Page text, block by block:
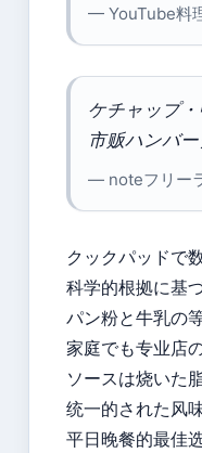
— YouTube料
ケチャップ
市贩ハンバ
— noteフリー
クックパッドで
科学的根拠に基
パン粉と牛乳の
家庭でも专业店
ソースは烧いた
统一的された风
平日晚餐的最佳